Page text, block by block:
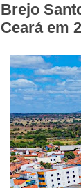
Brejo
Ceará em